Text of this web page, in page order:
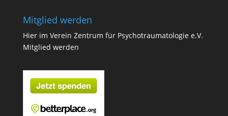
Mitglied werden
Hier im Verein Zentrum für Psychotraumatologie e.V.
Mitglied werden